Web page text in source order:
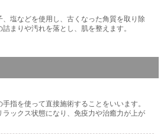
、塩などを使用し、古くなった角質を取り除
まりや汚れを落とし、肌を整えます。
指を使って直接施術することをいいます。
ラックス状態になり、免疫力や治癒力が上が